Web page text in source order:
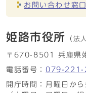
お問い合わせ窓
姫路市役所 （法
〒670-8501 兵庫県
電話番号： 079-221-
開庁時間：月曜日か